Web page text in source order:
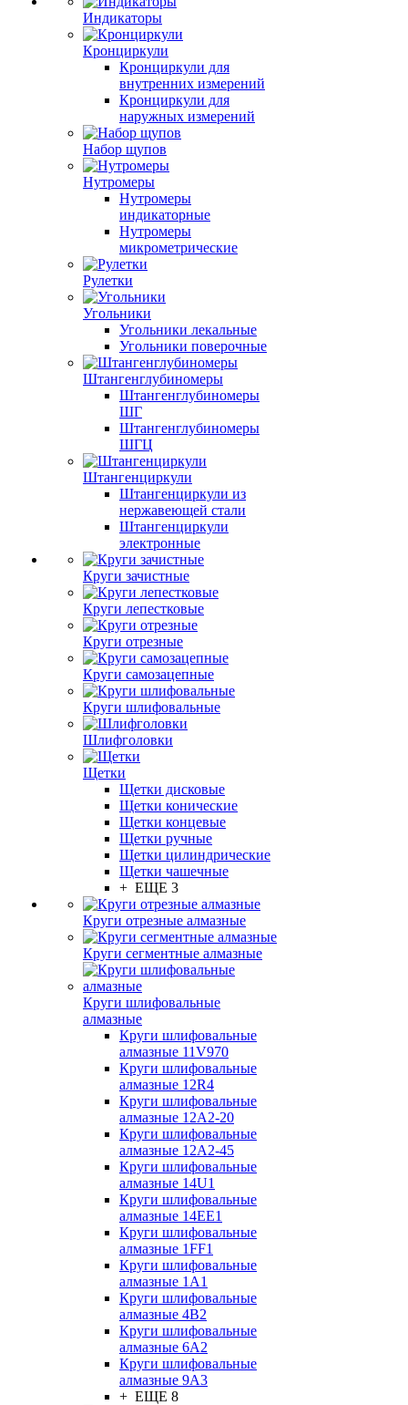
Индикаторы
Кронциркули
Кронциркули для
внутренних измерений
Кронциркули для
наружных измерений
Набор щупов
Нутромеры
Нутромеры
индикаторные
Нутромеры
микрометрические
Рулетки
Угольники
Угольники лекальные
Угольники поверочные
Штангенглубиномеры
Штангенглубиномеры
ШГ
Штангенглубиномеры
ШГЦ
Штангенциркули
Штангенциркули из
нержавеющей стали
Штангенциркули
электронные
Круги зачистные
Круги лепестковые
Круги отрезные
Круги самозацепные
Круги шлифовальные
Шлифголовки
Щетки
Щетки дисковые
Щетки конические
Щетки концевые
Щетки ручные
Щетки цилиндрические
Щетки чашечные
+ ЕЩЕ 3
Круги отрезные алмазные
Круги сегментные алмазные
Круги шлифовальные
алмазные
Круги шлифовальные
алмазные 11V970
Круги шлифовальные
алмазные 12R4
Круги шлифовальные
алмазные 12А2-20
Круги шлифовальные
алмазные 12А2-45
Круги шлифовальные
алмазные 14U1
Круги шлифовальные
алмазные 14ЕЕ1
Круги шлифовальные
алмазные 1FF1
Круги шлифовальные
алмазные 1А1
Круги шлифовальные
алмазные 4В2
Круги шлифовальные
алмазные 6A2
Круги шлифовальные
алмазные 9А3
+ ЕЩЕ 8